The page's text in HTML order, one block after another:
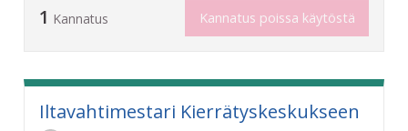
1 Kannatus Kannatus poissa käytöstä
Iltavahtimestari Kierrätyskeskukseen